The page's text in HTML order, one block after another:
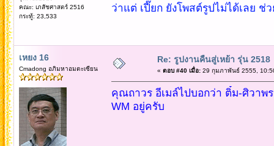
คณะ: เภสัชศาสตร์ 2516
กระทู้: 23,533
ว่าแต่ เปี๊ยก ยังโพสต์รูปไม่ได้เลย ช่
เหยง 16
Cmadong อภิมหาอมตะเซียน
Re: รูปงานคืนสู่เหย้า รุ่น 2518
« ตอบ #40 เมื่อ:29 กุมภาพันธ์ 2555,
คุณถาวร อีเมล์ไปบอกว่า ติ๋ม-ศิวาพ
WM อยู่ครับ